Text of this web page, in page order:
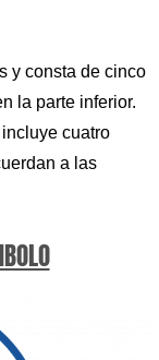
y consta de cinco
la parte inferior.
cuatro
a las